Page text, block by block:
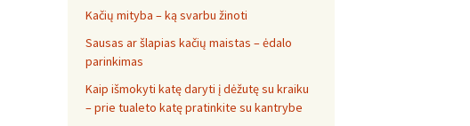
Kačių mityba – ką svarbu žinoti
Sausas ar šlapias kačių maistas – ėdalo
parinkimas
Kaip išmokyti katę daryti į dėžutę su kraiku
– prie tualeto katę pratinkite su kantrybe